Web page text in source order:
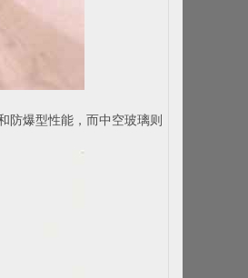
防爆型性能，而中空玻璃则